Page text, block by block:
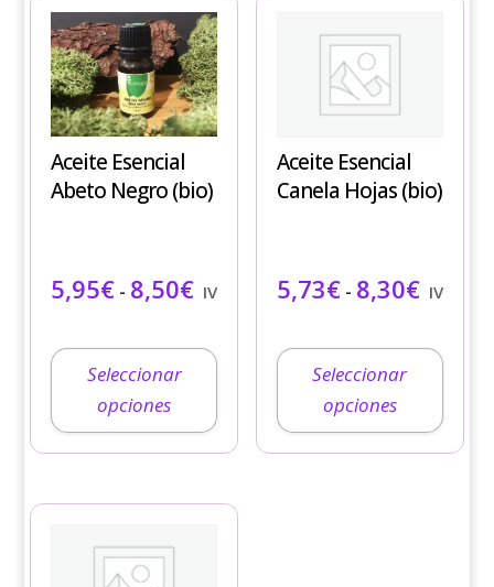
Aceite Esencial
Abeto Negro (bio)
5,95€ - 8,50€Rango de precios: desde 5,95€
IVA incluido
Seleccionar
opciones
Este
producto
tiene
múltiples
variantes.
Las
opciones
elegir
página
producto
Aceite Esencial
Canela Hojas (bio)
5,73€ - 8,30€Rango
IVA
Seleccionar
opciones
múltiples
Las
opciones
elegir
página
producto